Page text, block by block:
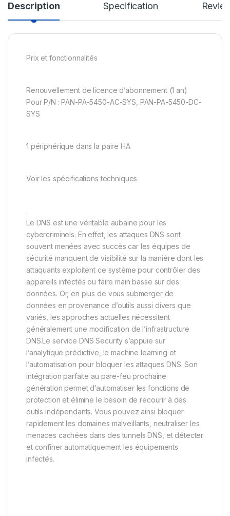
Description Specification
Prix et fonctionnalités
Renouvellement de licence d’abonnement (1 an)
Pour P/N : PAN-PA-5450-AC-SYS, PAN-PA-5450-DC-
SYS
1 périphérique dans la paire HA
Voir les spécifications techniques
.
Le DNS est une véritable aubaine pour les
cybercriminels. En effet, les attaques DNS sont
souvent menées avec succès car les équipes de
sécurité manquent de visibilité sur la manière dont les
attaquants exploitent ce système pour contrôler des
appareils infectés ou faire main basse sur des
données. Or, en plus de vous submerger de
données en provenance d’outils aussi divers que
variés, les approches actuelles nécessitent
généralement une modification de l’infrastructure
DNS.Le service DNS Security s’appuie sur
l’analytique prédictive, le machine learning et
l’automatisation pour bloquer les attaques DNS. Son
intégration parfaite au pare-feu prochaine
génération permet d’automatiser les fonctions de
protection et élimine le besoin de recourir à des
outils indépendants. Vous pouvez ainsi bloquer
rapidement les domaines malveillants, neutraliser les
menaces cachées dans des tunnels DNS, et détecter
et confiner automatiquement les équipements
infectés.